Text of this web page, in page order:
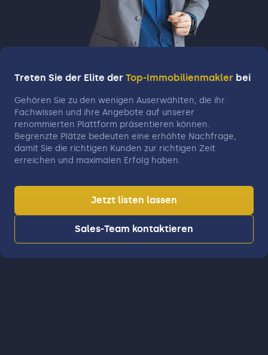
Treten Sie der Elite der Top-Immobilienmakler bei
Gehören Sie zu den wenigen Auserwählten, die ihr
Fachwissen und ihre Angebote auf unserer
renommierten Plattform präsentieren können.
Begrenzte Plätze bedeuten eine erhöhte Nachfrage,
damit Sie die richtigen Kunden zur richtigen Zeit
erreichen und maximalen Erfolg haben.
Jetzt listen lassen
Sales-Team kontaktieren